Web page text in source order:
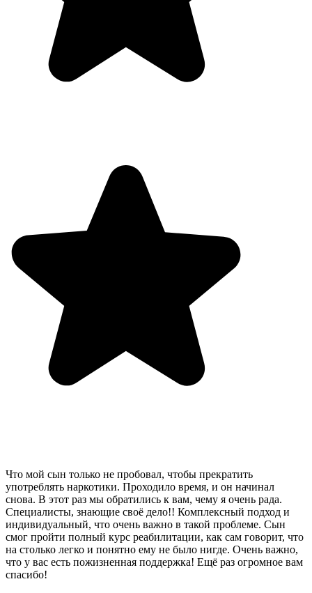
Что мой сын только не пробовал, чтобы прекратить
употреблять наркотики. Проходило время, и он начинал
снова. В этот раз мы обратились к вам, чему я очень рада.
Специалисты, знающие своё дело!! Комплексный подход и
индивидуальный, что очень важно в такой проблеме. Сын
смог пройти полный курс реабилитации, как сам говорит, что
на столько легко и понятно ему не было нигде. Очень важно,
что у вас есть пожизненная поддержка! Ещё раз огромное вам
спасибо!